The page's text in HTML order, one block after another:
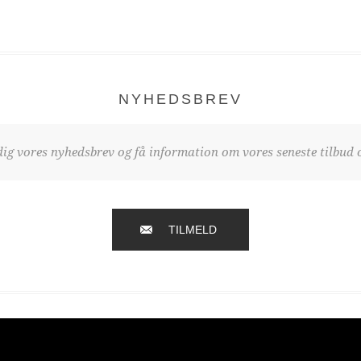
NYHEDSBREV
vores nyhedsbrev og få information om vores seneste tilbud
TILMELD